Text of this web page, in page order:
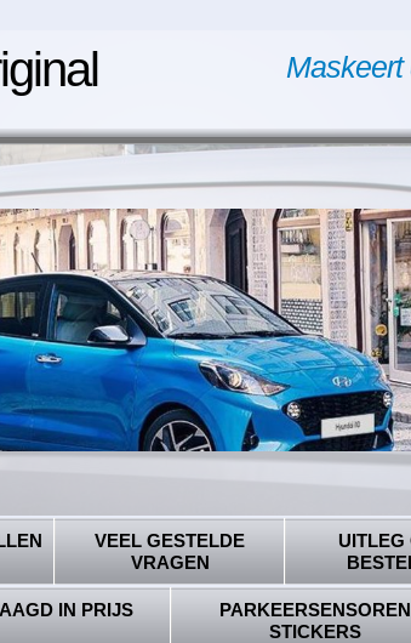
VEEL GESTELDE
VRAGEN
UITLEG
IN PRIJS
PARKEERSENSOREN
STICKERS